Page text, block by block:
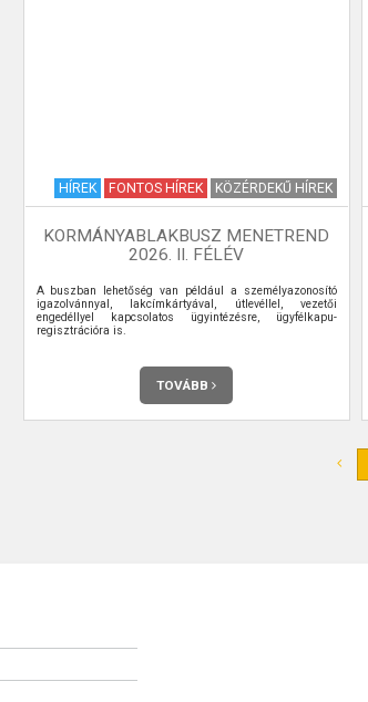
HÍREK FONTOS HÍREK KÖZÉRDEKŰ HÍREK
KORMÁNYABLAKBUSZ MENETREND
2026. II. FÉLÉV
A buszban lehetőség van például a személyazonosító
igazolvánnyal, lakcímkártyával, útlevéllel, vezetői
engedéllyel kapcsolatos ügyintézésre, ügyfélkapu-
regisztrációra is.
TOVÁBB